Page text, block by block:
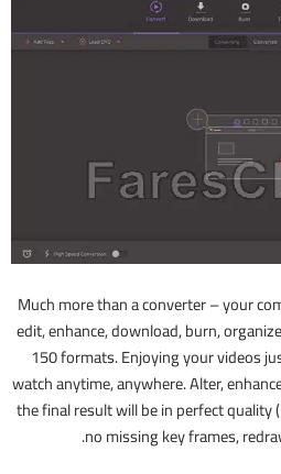
Much more than a converter – your
edit, enhance, download, burn,
150 formats. Enjoying your videos
watch anytime, anywhere. Alter,
the final result will be in perfect
no missing key frames,